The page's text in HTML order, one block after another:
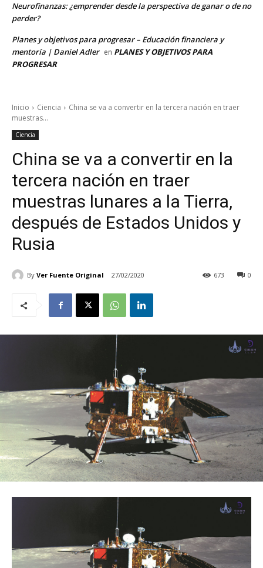
Neurofinanzas: ¿emprender desde la perspectiva de ganar o de no
perder?
Planes y objetivos para progresar – Educación financiera y
mentoría | Daniel Adler en PLANES Y OBJETIVOS PARA
PROGRESAR